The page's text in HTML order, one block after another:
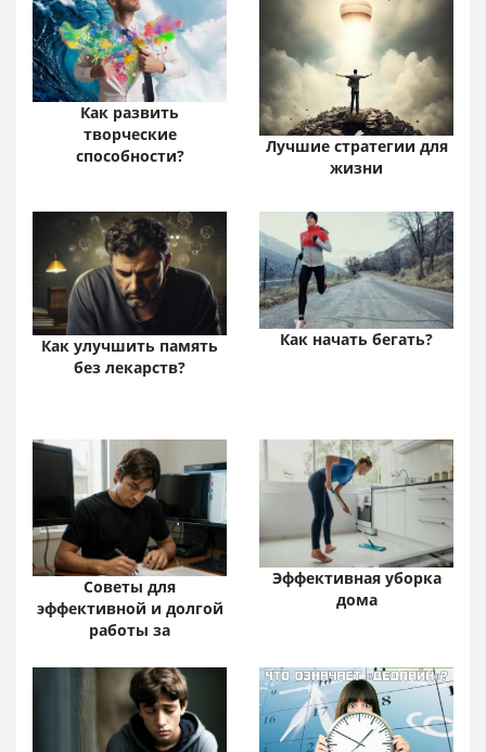
Как развить
творческие
способности?
Лучшие стратегии для
жизни
Как улучшить память
без лекарств?
Как начать бегать?
Советы для
эффективной и долгой
работы за
Эффективная уборка
дома